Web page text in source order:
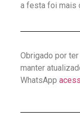
a festa foi mais
Obrigado por
manter
WhatsApp